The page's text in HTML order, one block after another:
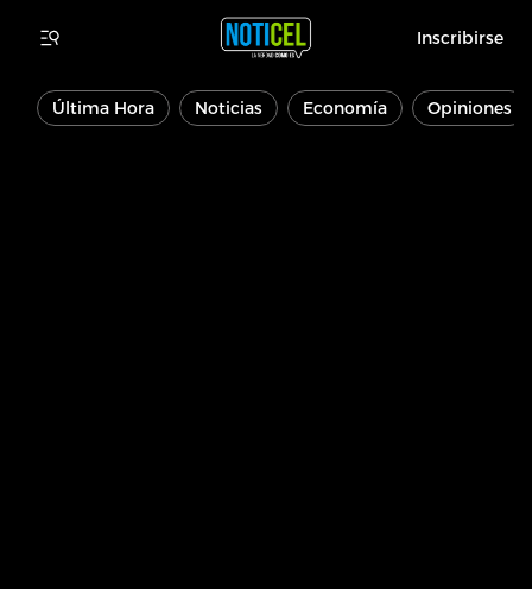
Inscribirse
Última Hora Noticias Economía Opiniones